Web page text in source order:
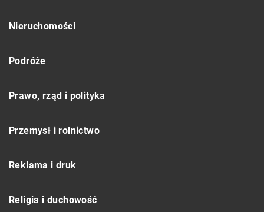
Nieruchomości
Podróże
Prawo, rząd i polityka
Przemysł i rolnictwo
Reklama i druk
Religia i duchowość